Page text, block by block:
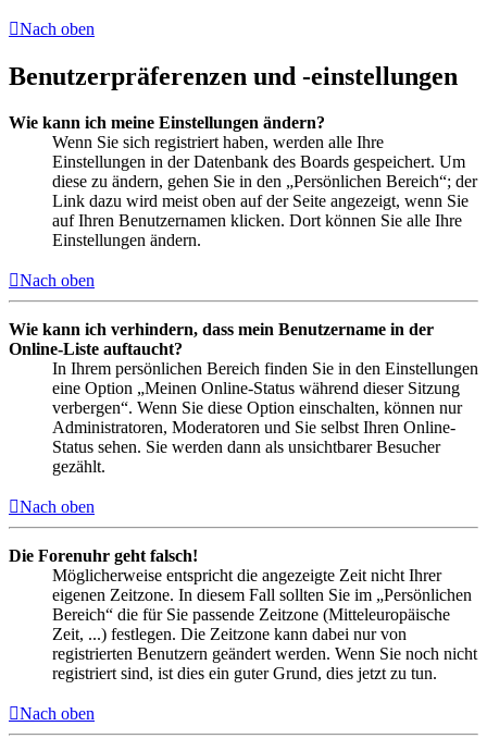
Nach oben
Benutzerpräferenzen und -einstellungen
Wie kann ich meine Einstellungen ändern?
Wenn Sie sich registriert haben, werden alle Ihre
Einstellungen in der Datenbank des Boards gespeichert. Um
diese zu ändern, gehen Sie in den „Persönlichen Bereich“; der
Link dazu wird meist oben auf der Seite angezeigt, wenn Sie
auf Ihren Benutzernamen klicken. Dort können Sie alle Ihre
Einstellungen ändern.
Nach oben
Wie kann ich verhindern, dass mein Benutzername in der
Online-Liste auftaucht?
In Ihrem persönlichen Bereich finden Sie in den Einstellungen
eine Option „Meinen Online-Status während dieser Sitzung
verbergen“. Wenn Sie diese Option einschalten, können nur
Administratoren, Moderatoren und Sie selbst Ihren Online-
Status sehen. Sie werden dann als unsichtbarer Besucher
gezählt.
Nach oben
Die Forenuhr geht falsch!
Möglicherweise entspricht die angezeigte Zeit nicht Ihrer
eigenen Zeitzone. In diesem Fall sollten Sie im „Persönlichen
Bereich“ die für Sie passende Zeitzone (Mitteleuropäische
Zeit, ...) festlegen. Die Zeitzone kann dabei nur von
registrierten Benutzern geändert werden. Wenn Sie noch nicht
registriert sind, ist dies ein guter Grund, dies jetzt zu tun.
Nach oben